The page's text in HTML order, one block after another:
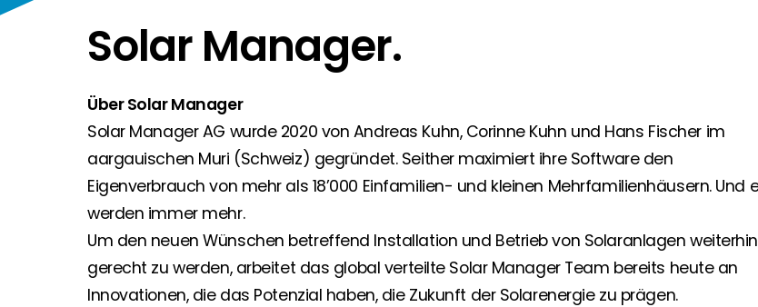
Segen Team
Lernen Sie unsere PV-Experten kennen.
Kunden-Portal
Unser Kunden-Portal bietet 24/7 Live-Preise, Produktverfügbarkeit und Dokumentation!
Blog
Bleiben Sie auf dem Laufenden mit branchenführenden Neuigkeiten von Segen. Hier erfahren Sie es
Karriere
Sie suchen nach einem Job in der Erneuerbaren Energie Branche? Dann sind Sie bei uns richtig!
Segen Partner werden
Sie sind ein PV-Profi? Dann werden Sie noch heute Segen Partner und profitieren Sie von unseren
Finden Sie einen PV-Installateur in Ihrer Region
Sie sind Privatkunde und sind auf der Suche nach einem passenden PV-Installateur? Dann sind Sie bei
Solar Manager.
Über Solar Manager
Solar Manager AG wurde 2020 von Andreas Kuhn, Corinne Kuhn und Hans Fischer im
aargauischen Muri (Schweiz) gegründet. Seither maximiert ihre Software den
Eigenverbrauch von mehr als 18’000 Einfamilien- und kleinen Mehrfamilienhäusern. Und
werden immer mehr.
Um den neuen Wünschen betreffend Installation und Betrieb von Solaranlagen weiterhin
gerecht zu werden, arbeitet das global verteilte Solar Manager Team bereits heute an
Innovationen, die das Potenzial haben, die Zukunft der Solarenergie zu prägen.